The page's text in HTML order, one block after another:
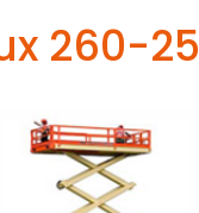
260-25